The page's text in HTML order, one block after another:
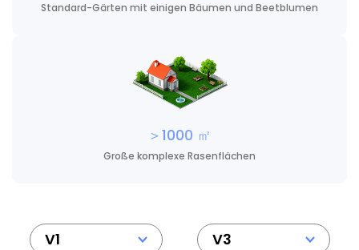
Standard-Gärten mit einigen Bäumen und Beetblumen
＞1000 ㎡
Große komplexe Rasenflächen
V1 V3